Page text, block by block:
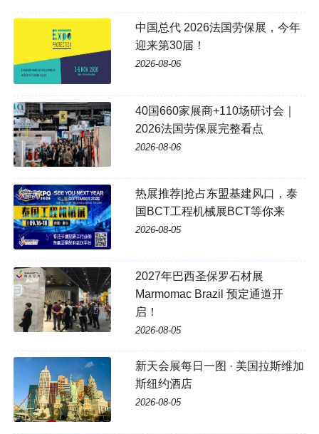
中国总代 2026法国劳保展，今年
迎来第30届！
2026-08-06
40国660家展商+110场研讨会｜
2026法国劳保展完整看点
2026-08-06
热展推荐|抢占东盟基建风口，泰
国BCT工程机械展BCT等你来
2026-08-05
2027年巴西圣保罗石材展
Marmomac Brazil 预定通道开
启！
2026-08-05
新天会展每日一图 · 美国拉斯维加
斯纽约酒店
2026-08-05